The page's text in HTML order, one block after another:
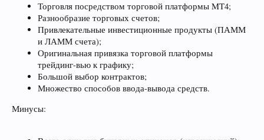
Торговля посредством торговой платформы MT4;
Разнообразие торговых счетов;
Привлекательные инвестиционные продукты (ПАММ
и ЛАММ счета);
Оригинальная привязка торговой платформы
трейдинг-вью к графику;
Большой выбор контрактов;
Множество способов ввода-вывода средств.
Минусы: